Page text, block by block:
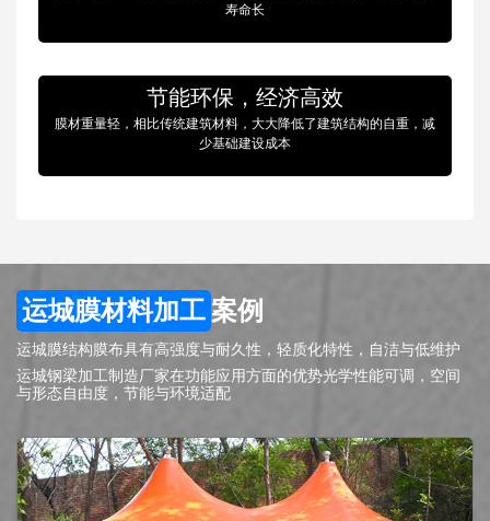
寿命长
节能环保，经济高效
膜材重量轻，相比传统建筑材料，大大降低了建筑结构的自重，减
少基础建设成本
运城膜材料加工 案例
运城膜结构膜布具有高强度与耐久性，轻质化特性，自洁与低维护
运城钢梁加工制造厂家在功能应用方面的优势光学性能可调，空间
与形态自由度，节能与环境适配